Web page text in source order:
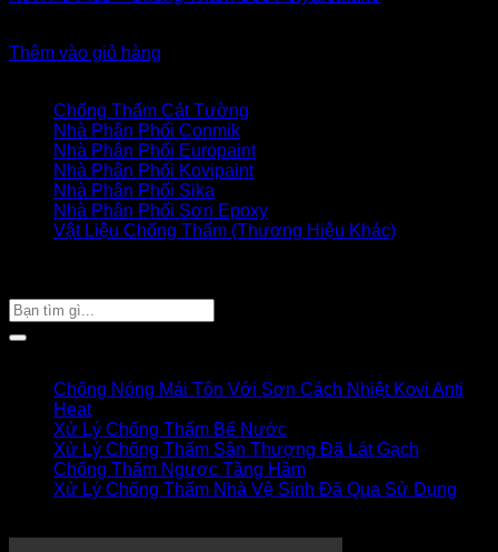
Thêm vào giỏ hàng
Chống Thấm Cát Tường
Nhà Phân Phối Conmik
Nhà Phân Phối Europaint
Nhà Phân Phối Kovipaint
Nhà Phân Phối Sika
Nhà Phân Phối Sơn Epoxy
Vật Liệu Chống Thấm (Thương Hiệu Khác)
Tìm
kiếm:
Chống Nóng Mái Tôn Với Sơn Cách Nhiệt Kovi Anti
Heat
Xử Lý Chống Thấm Bể Nước
Xử Lý Chống Thấm Sân Thượng Đã Lát Gạch
Chống Thấm Ngược Tầng Hầm
Xử Lý Chống Thấm Nhà Vệ Sinh Đã Qua Sử Dụng